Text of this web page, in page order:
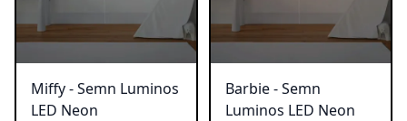
Miffy - Semn Luminos
LED Neon
Barbie - Semn
Luminos LED Neon